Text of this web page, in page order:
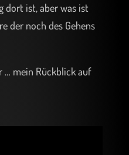
dort ist, aber was ist
der noch des Gehens
… mein Rückblick auf